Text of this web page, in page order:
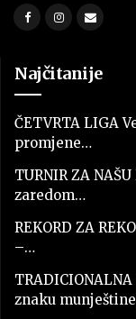
Najčitanije
ČETVRTA LIGA
promjene…
TURNIR ZA
zaredom…
REKORD ZA
–…
znaku